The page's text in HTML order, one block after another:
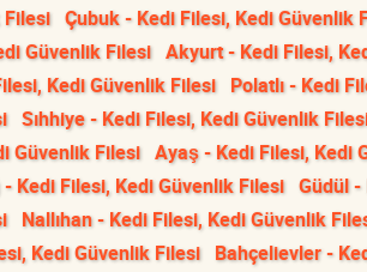
Filesi Çubuk - Kedi Filesi, Kedi Güvenlik
Güvenlik Filesi Akyurt - Kedi Filesi,
Kedi Güvenlik Filesi Polatlı - Kedi
Sıhhiye - Kedi Filesi, Kedi Güvenlik
Güvenlik Filesi Ayaş - Kedi Filesi, Kedi
Kedi Filesi, Kedi Güvenlik Filesi Güdül -
Nallıhan - Kedi Filesi, Kedi Güvenlik
Kedi Güvenlik Filesi Bahçelievler -